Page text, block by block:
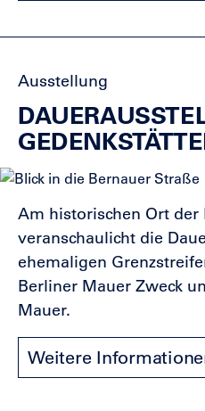
Ausstellung
Am historischen Ort der
veranschaulicht die
ehemaligen
Berliner Mauer Zweck
Mauer.
Weitere